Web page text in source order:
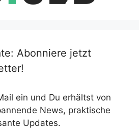
Abonniere jetzt
ein und Du erhältst von
News, praktische
Updates.